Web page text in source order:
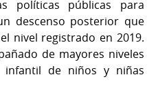
políticas públicas para
descenso posterior que
nivel registrado en 2019.
de mayores niveles
infantil de niños y niñas